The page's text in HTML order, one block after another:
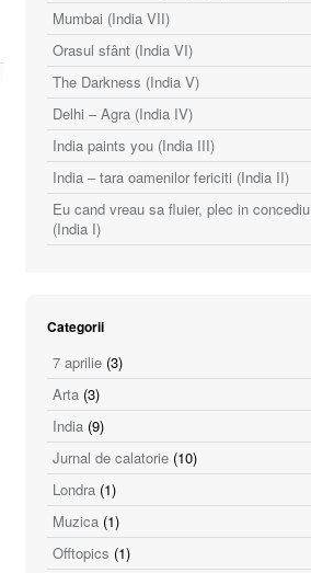
Mumbai (India VII)
Orasul sfânt (India VI)
The Darkness (India V)
Delhi – Agra (India IV)
India paints you (India III)
India – tara oamenilor fericiti (India II)
Eu cand vreau sa fluier, plec in concediu
(India I)
Categorii
7 aprilie (3)
Arta (3)
India (9)
Jurnal de calatorie (10)
Londra (1)
Muzica (1)
Offtopics (1)